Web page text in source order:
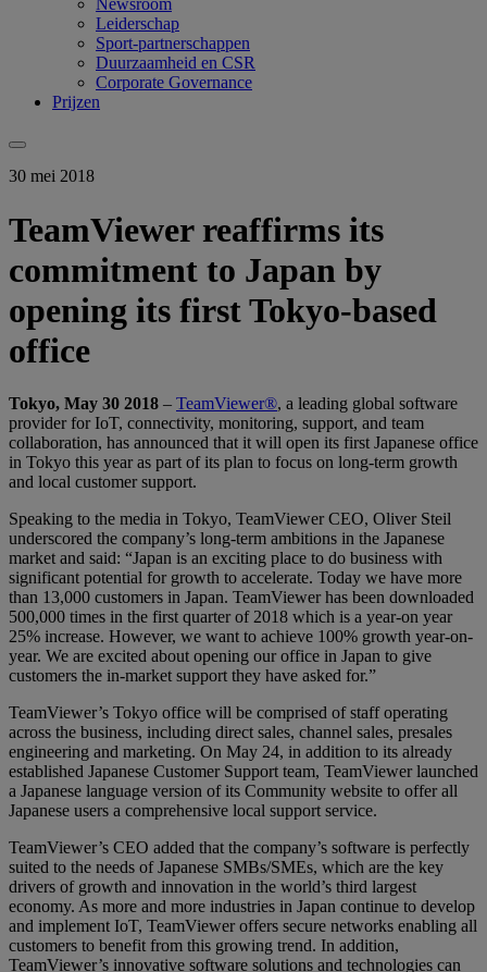
Newsroom
Leiderschap
Sport-partnerschappen
Duurzaamheid en CSR
Corporate Governance
Prijzen
30 mei 2018
TeamViewer reaffirms its
commitment to Japan by
opening its first Tokyo-based
office
Tokyo, May 30 2018 – TeamViewer®, a leading global software
provider for IoT, connectivity, monitoring, support, and team
collaboration, has announced that it will open its first Japanese office
in Tokyo this year as part of its plan to focus on long-term growth
and local customer support.
Speaking to the media in Tokyo, TeamViewer CEO, Oliver Steil
underscored the company’s long-term ambitions in the Japanese
market and said: “Japan is an exciting place to do business with
significant potential for growth to accelerate. Today we have more
than 13,000 customers in Japan. TeamViewer has been downloaded
500,000 times in the first quarter of 2018 which is a year-on year
25% increase. However, we want to achieve 100% growth year-on-
year. We are excited about opening our office in Japan to give
customers the in-market support they have asked for.”
TeamViewer’s Tokyo office will be comprised of staff operating
across the business, including direct sales, channel sales, presales
engineering and marketing. On May 24, in addition to its already
established Japanese Customer Support team, TeamViewer launched
a Japanese language version of its Community website to offer all
Japanese users a comprehensive local support service.
TeamViewer’s CEO added that the company’s software is perfectly
suited to the needs of Japanese SMBs/SMEs, which are the key
drivers of growth and innovation in the world’s third largest
economy. As more and more industries in Japan continue to develop
and implement IoT, TeamViewer offers secure networks enabling all
customers to benefit from this growing trend. In addition,
TeamViewer’s innovative software solutions and technologies can